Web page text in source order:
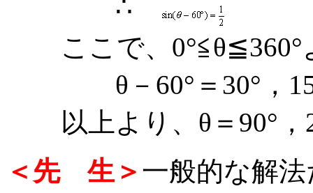
∴
ここで、0°≦θ≦360°
θ－60°＝30°，
以上より、θ＝90°，
＜先 生＞ 一般的な解